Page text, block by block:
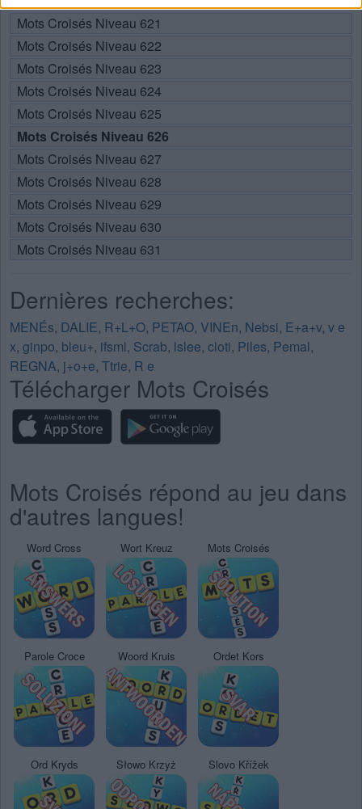
Mots Croisés Niveau 621
Mots Croisés Niveau 622
Mots Croisés Niveau 623
Mots Croisés Niveau 624
Mots Croisés Niveau 625
Mots Croisés Niveau 626
Mots Croisés Niveau 627
Mots Croisés Niveau 628
Mots Croisés Niveau 629
Mots Croisés Niveau 630
Mots Croisés Niveau 631
Dernières recherches:
MENÉs, DALIE, R+L+O, PETAO, VINEn, Nebsi, E+a+v, v e
x, ginpo, bleu+, ifsml, Scrab, lslee, cloti, Piles, Pemal,
REGNA, j+o+e, Ttrie, R e
Télécharger Mots Croisés
Mots Croisés répond au jeu dans
d'autres langues!
Word Cross Wort Kreuz Mots Croisés
Parole Croce Woord Kruis Ordet Kors
Ord Kryds Słowo Krzyż Slovo Křížek